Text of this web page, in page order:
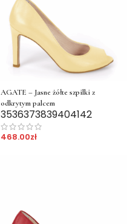
AGATE – Jasne żółte szpilki z
odkrytym palcem
3536373839404142
468.00zł